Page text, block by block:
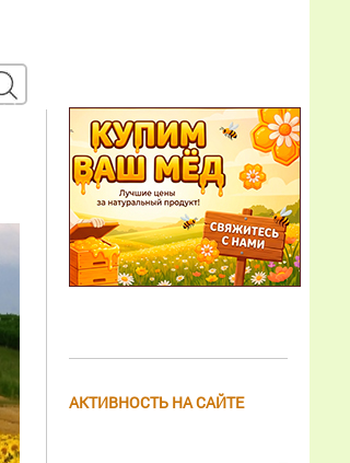
АКТИВНОСТЬ НА САЙТЕ